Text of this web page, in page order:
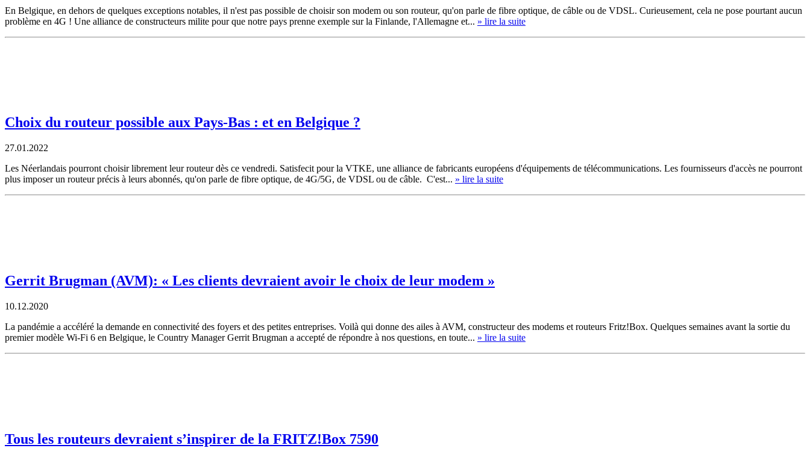
En Belgique, en dehors de quelques exceptions notables, il n'est pas possible de choisir son modem ou son routeur, qu'on parle de fibre optique, de câble ou de VDSL. Curieusement, cela ne pose pourtant aucun
problème en 4G ! Une alliance de constructeurs milite pour que notre pays prenne exemple sur la Finlande, l'Allemagne et... » lire la suite
Choix du routeur possible aux Pays-Bas : et en Belgique ?
27.01.2022
Les Néerlandais pourront choisir librement leur routeur dès ce vendredi. Satisfecit pour la VTKE, une alliance de fabricants européens d'équipements de télécommunications. Les fournisseurs d'accès ne pourront
plus imposer un routeur précis à leurs abonnés, qu'on parle de fibre optique, de 4G/5G, de VDSL ou de câble. C'est... » lire la suite
Gerrit Brugman (AVM): « Les clients devraient avoir le choix de leur modem »
10.12.2020
La pandémie a accéléré la demande en connectivité des foyers et des petites entreprises. Voilà qui donne des ailes à AVM, constructeur des modems et routeurs Fritz!Box. Quelques semaines avant la sortie du
premier modèle Wi-Fi 6 en Belgique, le Country Manager Gerrit Brugman a accepté de répondre à nos questions, en toute... » lire la suite
Tous les routeurs devraient s’inspirer de la FRITZ!Box 7590